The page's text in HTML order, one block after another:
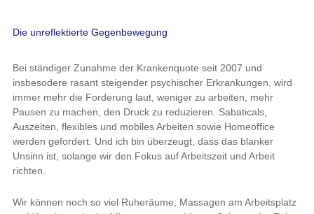
Die unreflektierte Gegenbewegung
Bei ständiger Zunahme der Krankenquote seit 2007 und
insbesodere rasant steigender psychischer Erkrankungen, wird
immer mehr die Forderung laut, weniger zu arbeiten, mehr
Pausen zu machen, den Druck zu reduzieren. Sabaticals,
Auszeiten, flexibles und mobiles Arbeiten sowie Homeoffice
werden gefordert. Und ich bin überzeugt, dass das blanker
Unsinn ist, solange wir den Fokus auf Arbeitszeit und Arbeit
richten.
Wir können noch so viel Ruheräume, Massagen am Arbeitsplatz